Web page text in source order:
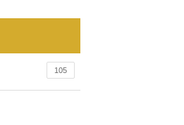
105